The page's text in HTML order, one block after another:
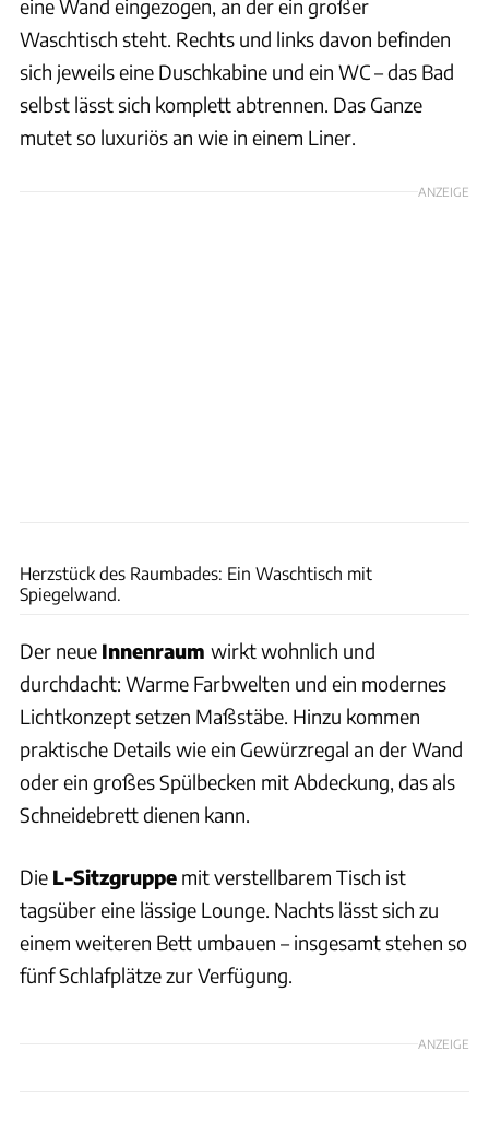
eine Wand eingezogen, an der ein großer
Waschtisch steht. Rechts und links davon befinden
sich jeweils eine Duschkabine und ein WC – das Bad
selbst lässt sich komplett abtrennen. Das Ganze
mutet so luxuriös an wie in einem Liner.
ANZEIGE
Herzstück des Raumbades: Ein Waschtisch mit
Spiegelwand.
Der neue Innenraum wirkt wohnlich und
durchdacht: Warme Farbwelten und ein modernes
Lichtkonzept setzen Maßstäbe. Hinzu kommen
praktische Details wie ein Gewürzregal an der Wand
oder ein großes Spülbecken mit Abdeckung, das als
Schneidebrett dienen kann.
Die L-Sitzgruppe mit verstellbarem Tisch ist
tagsüber eine lässige Lounge. Nachts lässt sich zu
einem weiteren Bett umbauen – insgesamt stehen so
fünf Schlafplätze zur Verfügung.
ANZEIGE